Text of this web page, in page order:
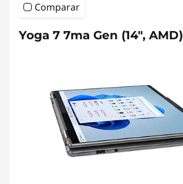
Comparar
Yoga 7 7ma Gen (14", AMD)